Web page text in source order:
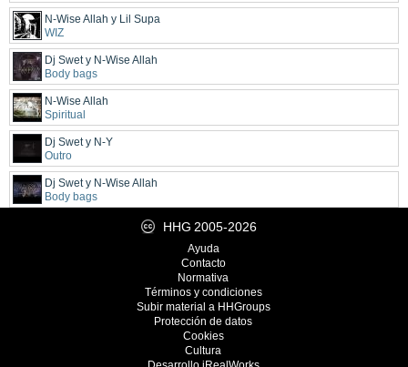
N-Wise Allah y Lil Supa
WIZ
Dj Swet y N-Wise Allah
Body bags
N-Wise Allah
Spiritual
Dj Swet y N-Y
Outro
Dj Swet y N-Wise Allah
Body bags
HHG 2005-2026
Ayuda
Contacto
Normativa
Términos y condiciones
Subir material a HHGroups
Protección de datos
Cookies
Cultura